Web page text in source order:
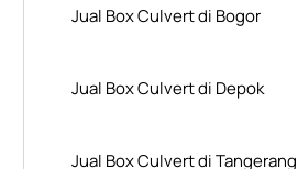
Jual Box Culvert di Bogor
Jual Box Culvert di Depok
Jual Box Culvert di Tangerang